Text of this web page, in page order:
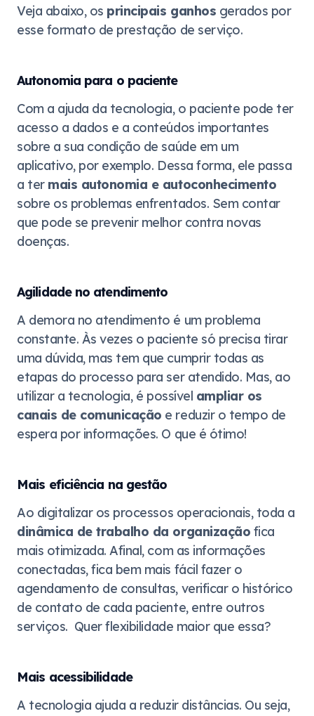
Veja abaixo, os principais ganhos gerados por
esse formato de prestação de serviço.
Autonomia para o paciente
Com a ajuda da tecnologia, o paciente pode ter
acesso a dados e a conteúdos importantes
sobre a sua condição de saúde em um
aplicativo, por exemplo. Dessa forma, ele passa
a ter mais autonomia e autoconhecimento
sobre os problemas enfrentados. Sem contar
que pode se prevenir melhor contra novas
doenças.
Agilidade no atendimento
A demora no atendimento é um problema
constante. Às vezes o paciente só precisa tirar
uma dúvida, mas tem que cumprir todas as
etapas do processo para ser atendido. Mas, ao
utilizar a tecnologia, é possível ampliar os
canais de comunicação e reduzir o tempo de
espera por informações. O que é ótimo!
Mais eficiência na gestão
Ao digitalizar os processos operacionais, toda a
dinâmica de trabalho da organização fica
mais otimizada. Afinal, com as informações
conectadas, fica bem mais fácil fazer o
agendamento de consultas, verificar o histórico
de contato de cada paciente, entre outros
serviços. Quer flexibilidade maior que essa?
Mais acessibilidade
A tecnologia ajuda a reduzir distâncias. Ou seja,